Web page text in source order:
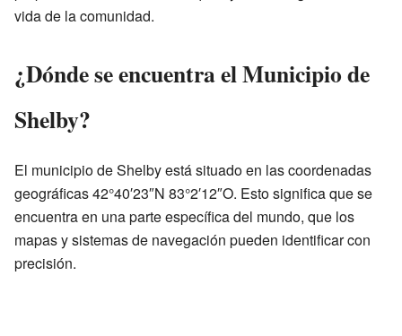
vida de la comunidad.
¿Dónde se encuentra el Municipio de
Shelby?
El municipio de Shelby está situado en las coordenadas
geográficas 42°40′23″N 83°2′12″O. Esto significa que se
encuentra en una parte específica del mundo, que los
mapas y sistemas de navegación pueden identificar con
precisión.